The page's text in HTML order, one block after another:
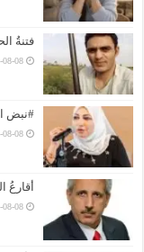
فتنةُ
08-08
#نبض
08-08
08-08